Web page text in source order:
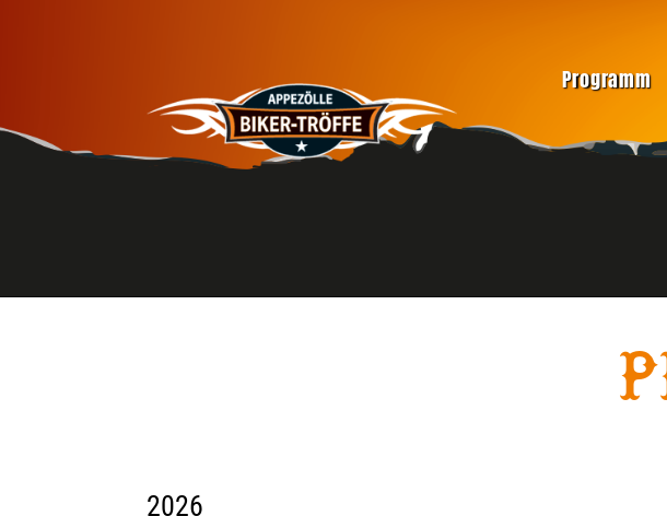
Programm
2026